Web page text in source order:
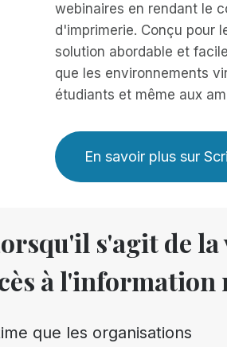
webinaires en rendant le
d'imprimerie. Conçu pour
solution abordable et
que les environnements
étudiants et même aux
En savoir plus sur
s'agit de la
à l'information
que les organisations